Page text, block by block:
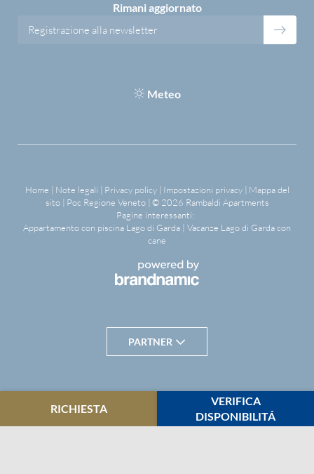
DETTAGLI APPARTAMENTI OASI NATURALE
RICHIESTA
VERIFICA
DISPONIBILITÁ
Rimani aggiornato
Registrazione alla newsletter
Meteo
Home | Note legali | Privacy policy | Impostazioni privacy | Mappa del
sito | Poc Regione Veneto | © 2026 Rambaldi Apartments
Pagine interessanti:
Appartamento con piscina Lago di Garda | Vacanze Lago di Garda con
cane
PARTNER